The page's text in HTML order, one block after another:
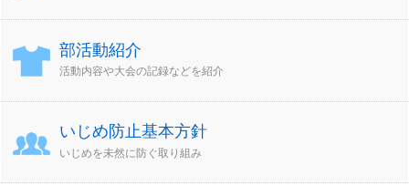
部活動紹介
活動内容や大会の記録などを紹介
いじめ防止基本方針
いじめを未然に防ぐ取り組み